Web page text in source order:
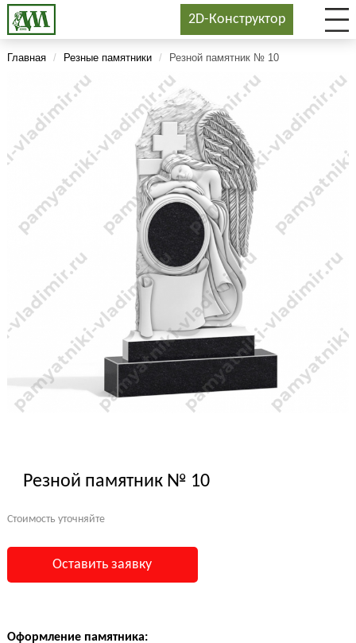
2D-Конструктор
Главная / Резные памятники / Резной памятник № 10
Резной памятник № 10
Стоимость уточняйте
Оставить заявку
Оформление памятника: